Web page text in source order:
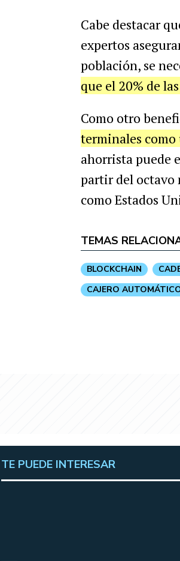
Cabe destacar
expertos
población, se
que el 20% de
Como otro
terminales
ahorrista puede
partir del octavo
como Estados
TEMAS
BLOCKCHAIN
CAJERO
TE PUEDE INTERESAR